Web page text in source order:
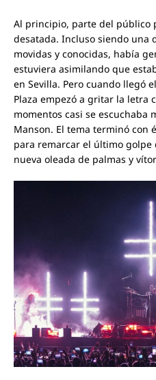
Al principio, parte del público
desatada. Incluso siendo una
movidas y conocidas, había
estuviera asimilando que
en Sevilla. Pero cuando llegó
Plaza empezó a gritar la letra
momentos casi se escuchaba
Manson. El tema terminó con
para remarcar el último
nueva oleada de palmas y